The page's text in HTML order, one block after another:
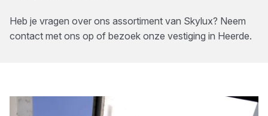
Heb je vragen over ons assortiment van Skylux? Neem
contact met ons op of bezoek onze vestiging in Heerde.